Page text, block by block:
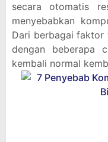
secara otomatis
menyebabkan
Dari berbagai faktor
dengan beberapa
kembali normal